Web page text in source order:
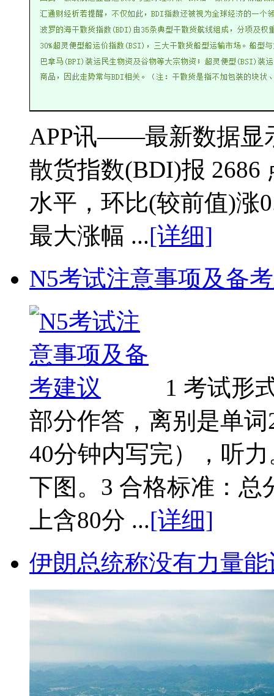
APP讯——最新数据显
散货指数(BDI)报 2686
水平，环比(较前值)涨
最大涨幅 ...[详细]
N5考试注意事项及备
1 考试形
部分作答，离别是单
40分钟内写完），听
下图。3 合格标准：总
上含80分 ...[详细]
伊朗总统称没有力量